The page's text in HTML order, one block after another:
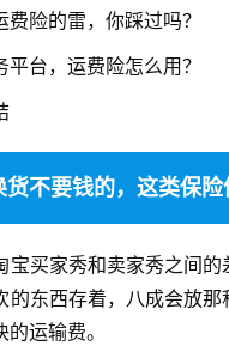
费险的雷，你踩过吗？
平台，运费险怎么用？
不要钱的，这类保险
宝买家秀和卖家秀之间
的东西存着，八成会放
运输费。